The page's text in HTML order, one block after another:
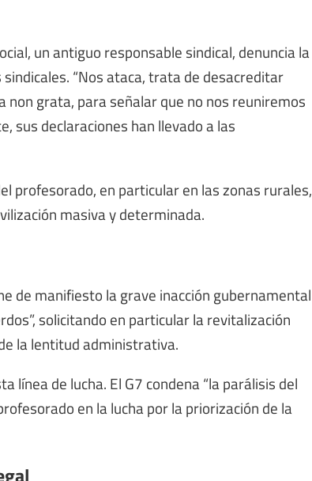
un antiguo responsable sindical, denuncia la
“Nos ataca, trata de desacreditar
grata, para señalar que no nos reuniremos
sus declaraciones han llevado a las
profesorado, en particular en las zonas rurales,
masiva y determinada.
de manifiesto la grave inacción gubernamental
solicitando en particular la revitalización
la lentitud administrativa.
línea de lucha. El G7 condena “la parálisis del
en la lucha por la priorización de la